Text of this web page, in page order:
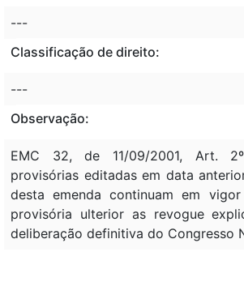
---
Classificação de direito:
---
Observação:
EMC 32, de 11/09/2001, Art.
provisórias editadas em data
desta emenda continuam em
provisória ulterior as revogue
deliberação definitiva do Congresso